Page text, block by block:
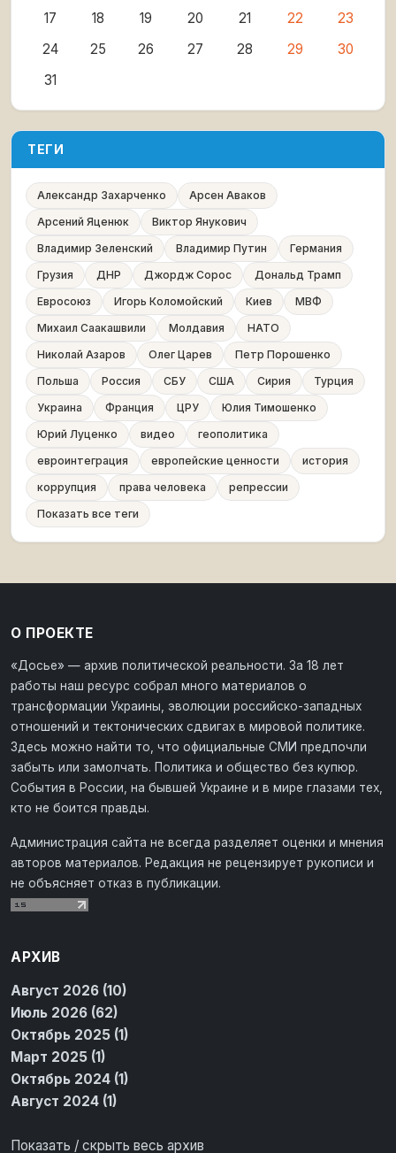
17
18 19 20 21 22
23
24
25 26 27 28 29
30
31
ТЕГИ
Александр Захарченко
Арсен Аваков
Арсений Яценюк
Виктор Янукович
Владимир Зеленский
Владимир Путин
Германия
Грузия
ДНР Джордж Сорос
Дональд Трамп
Евросоюз
Игорь Коломойский Киев
МВФ
Михаил Саакашвили
Молдавия
НАТО
Николай Азаров
Олег Царев
Петр Порошенко
Польша
Россия СБУ США Сирия
Турция
Украина
Франция ЦРУ
Юлия Тимошенко
Юрий Луценко
видео
геополитика
евроинтеграция
европейские ценности
история
коррупция
права человека
репрессии
Показать все теги
О ПРОЕКТЕ
«Досье» — архив политической реальности. За 18 лет
работы наш ресурс собрал много материалов о
трансформации Украины, эволюции российско-западных
отношений и тектонических сдвигах в мировой политике.
Здесь можно найти то, что официальные СМИ предпочли
забыть или замолчать. Политика и общество без купюр.
События в России, на бывшей Украине и в мире глазами тех,
кто не боится правды.
Администрация сайта не всегда разделяет оценки и мнения
авторов материалов. Редакция не рецензирует рукописи и
не объясняет отказ в публикации.
АРХИВ
Август 2026 (10)
Июль 2026 (62)
Октябрь 2025 (1)
Март 2025 (1)
Октябрь 2024 (1)
Август 2024 (1)
Показать / скрыть весь архив